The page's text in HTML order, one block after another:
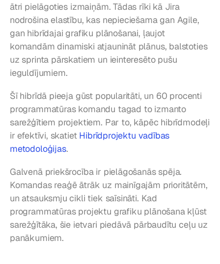
ātri pielāgoties izmaiņām. Tādas rīki kā Jira
nodrošina elastību, kas nepieciešama gan Agile,
gan hibrīdajai grafiku plānošanai, ļaujot
komandām dinamiski atjaunināt plānus, balstoties
uz sprinta pārskatiem un ieinteresēto pušu
ieguldījumiem.
Šī hibrīdā pieeja gūst popularitāti, un 60 procenti
programmatūras komandu tagad to izmanto
sarežģītiem projektiem. Par to, kāpēc hibrīdmodeļi
ir efektīvi, skatiet Hibrīdprojektu vadības
metodoloģijas.
Galvenā priekšrocība ir pielāgošanās spēja.
Komandas reaģē ātrāk uz mainīgajām prioritātēm,
un atsauksmju cikli tiek saīsināti. Kad
programmatūras projektu grafiku plānošana kļūst
sarežģītāka, šie ietvari piedāvā pārbaudītu ceļu uz
panākumiem.